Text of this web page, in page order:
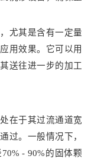
尤其是含有一定量
用效果。它可以用
送往进一步的加工
在于其过流通道宽
过。一般情况下，
- 90%的固体颗